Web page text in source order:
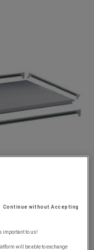
Continue without Accepting
important to us!
will be able to exchange